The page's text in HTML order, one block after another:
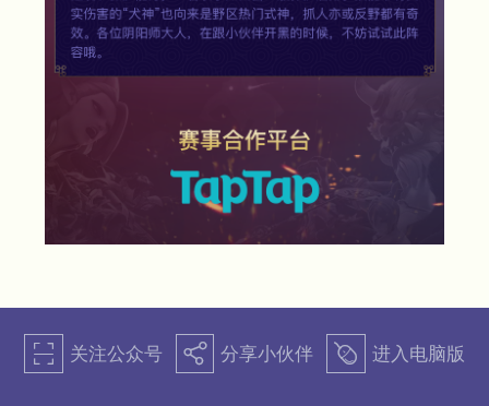
򰀁 关注公众号 򰀂 分享小伙伴 򰀄 进入电脑版